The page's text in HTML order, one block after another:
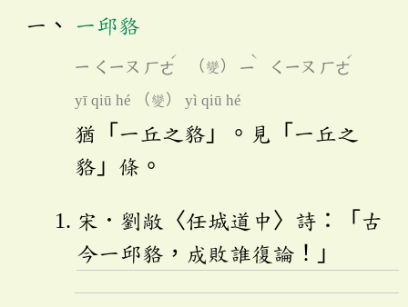
一邱貉
ㄧ ㄑㄧㄡ ㄏㄜ
ˊ
（變） ㄧ
ˋ
ㄑㄧㄡ ㄏㄜ
ˊ
yī qiū hé （變） yì qiū hé
猶「一丘之貉」。見「一丘之
貉」條。
宋．劉敞〈任城道中〉詩：「古
今一邱貉，成敗誰復論！」